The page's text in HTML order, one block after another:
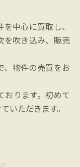
中心に買取し、
を吹き込み、販売
、物件の売買をお
おります。初めて
いただきます。